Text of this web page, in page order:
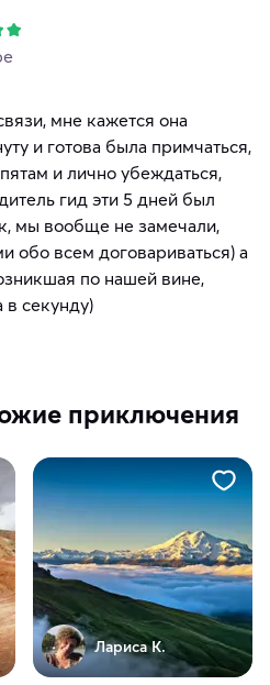
мне кажется она
и готова была примчаться,
и лично убеждаться,
гид эти 5 дней был
мы вообще не замечали,
обо всем договариваться) а
по нашей вине,
секунду)
приключения
Лариса К.